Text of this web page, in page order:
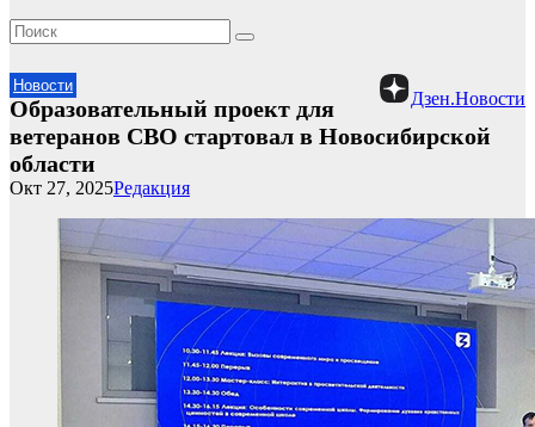
Новости
Дзен.Новости
Образовательный проект для
ветеранов СВО стартовал в Новосибирской
области
Редакция
Окт 27, 2025